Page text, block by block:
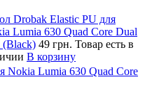
Drobak Elastic PU для
Lumia 630 Quad Core Dual
(Black) 49 грн. Товар есть в
В корзину
Nokia Lumia 630 Quad Core